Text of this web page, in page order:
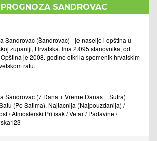
SANDROVAC
Sandrovac (Šandrovac) - je naselje i opština u
županiji, Hrvatska. Ima 2.095 stanovnika, od
je 2008. godine otkrila spomenik hrvatskim
ratu.
Sandrovac (7 Dana + Vreme Danas + Sutra)
(Po Satima), Najtacnija (Najpouzdanija) /
/ Atmosferski Pritisak / Vetar / Padavine /